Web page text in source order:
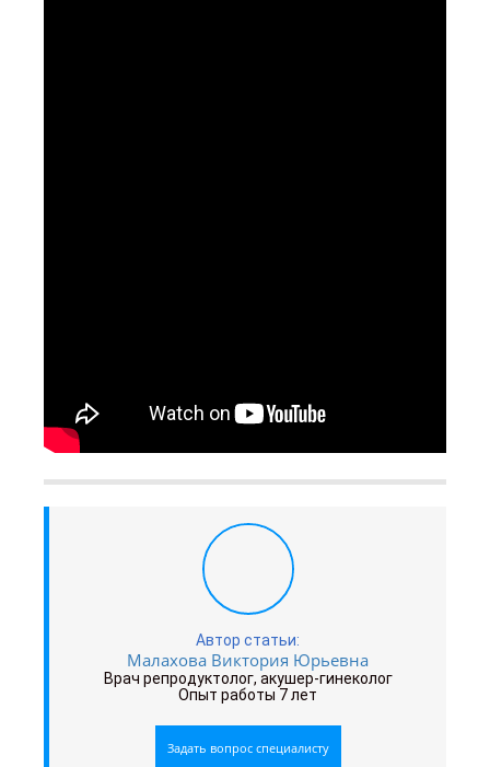
Автор статьи:
Малахова Виктория Юрьевна
Врач репродуктолог, акушер-гинеколог
Опыт работы 7 лет
Задать вопрос специалисту